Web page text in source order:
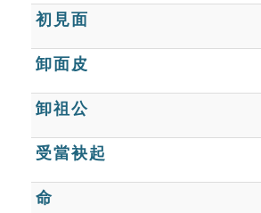
教學應用
貓頭鷹博士
初見面
卸面皮
卸祖公
受當袂起
命